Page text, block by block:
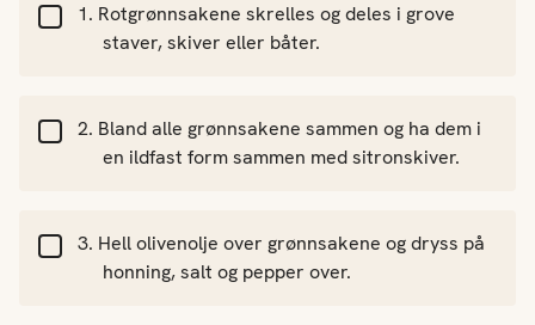
Rotgrønnsakene skrelles og deles i grove
staver, skiver eller båter.
Bland alle grønnsakene sammen og ha dem i
en ildfast form sammen med sitronskiver.
Hell olivenolje over grønnsakene og dryss på
honning, salt og pepper over.